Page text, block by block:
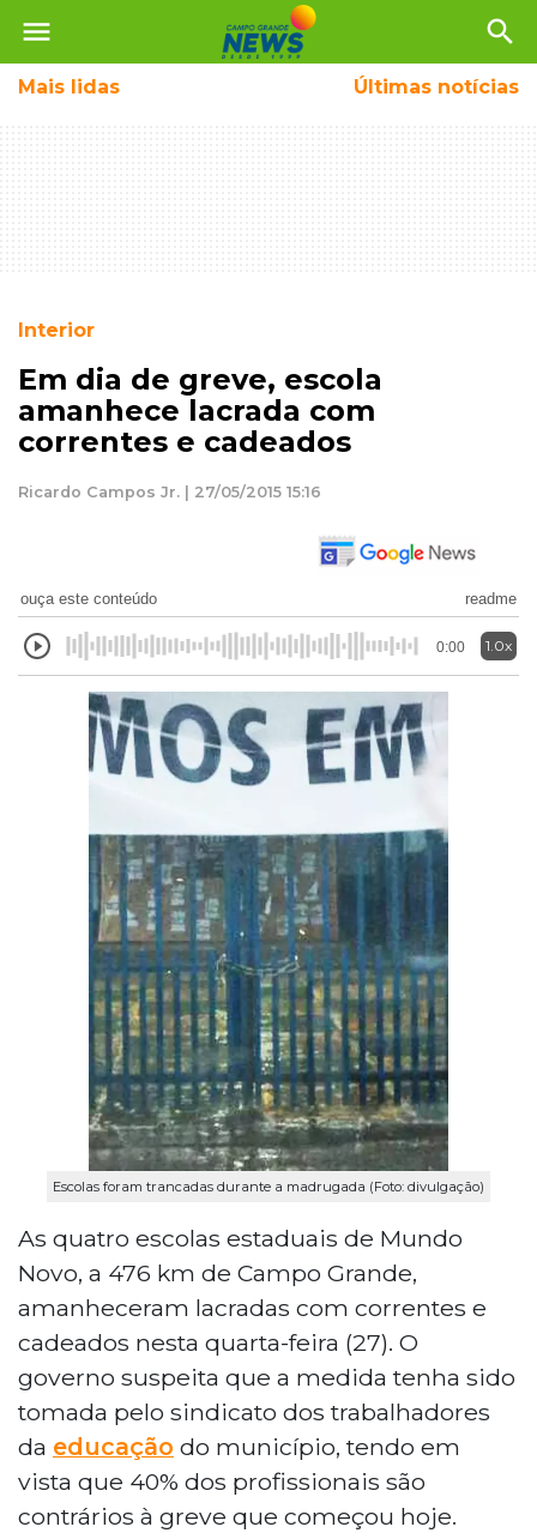
menu search
Mais lidas Últimas notícias
Interior
Em dia de greve, escola
amanhece lacrada com
correntes e cadeados
Ricardo Campos Jr. | 27/05/2015 15:16
ouça este conteúdo readme
0:00 1.0x
Escolas foram trancadas durante a madrugada (Foto: divulgação)
As quatro escolas estaduais de Mundo
Novo, a 476 km de Campo Grande,
amanheceram lacradas com correntes e
cadeados nesta quarta-feira (27). O
governo suspeita que a medida tenha sido
tomada pelo sindicato dos trabalhadores
da educação do município, tendo em
vista que 40% dos profissionais são
contrários à greve que começou hoje.